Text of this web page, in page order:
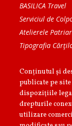
BASILICA Travel
Serviciul de
Atelierele
Tipografia
Conținutul și
publicate pe
dispoziţiile
drepturile
utilizare